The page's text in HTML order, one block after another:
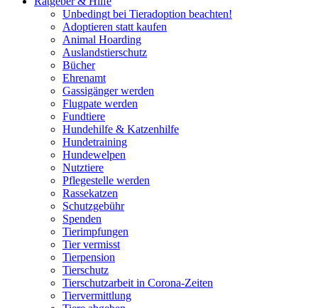
Unbedingt bei Tieradoption beachten!
Adoptieren statt kaufen
Animal Hoarding
Auslandstierschutz
Bücher
Ehrenamt
Gassigänger werden
Flugpate werden
Fundtiere
Hundehilfe & Katzenhilfe
Hundetraining
Hundewelpen
Nutztiere
Pflegestelle werden
Rassekatzen
Schutzgebühr
Spenden
Tierimpfungen
Tier vermisst
Tierpension
Tierschutz
Tierschutzarbeit in Corona-Zeiten
Tiervermittlung